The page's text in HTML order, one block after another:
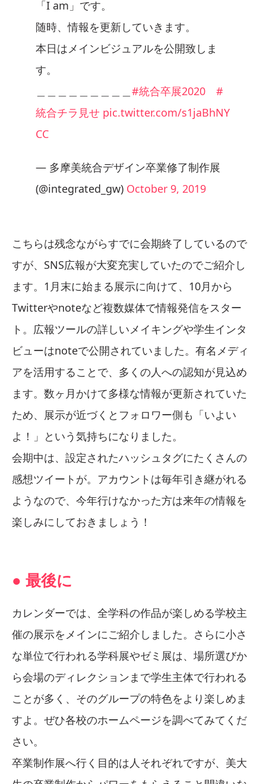
「I am」です。
随時、情報を更新していきます。
本日はメインビジュアルを公開致しま
す。
#統合卒展2020
#
統合チラ見せ pic.twitter.com/s1jaBhNY
CC
— 多摩美統合デザイン卒業修了制作展
(@integrated_gw) October 9, 2019
こちらは残念ながらすでに会期終了しているので
すが、SNS広報が大変充実していたのでご紹介し
ます。1月末に始まる展示に向けて、10月から
Twitterやnoteなど複数媒体で情報発信をスター
ト。広報ツールの詳しいメイキングや学生インタ
ビューはnoteで公開されていました。有名メディ
アを活用することで、多くの人への認知が見込め
ます。数ヶ月かけて多様な情報が更新されていた
ため、展示が近づくとフォロワー側も「いよい
よ！」という気持ちになりました。
会期中は、設定されたハッシュタグにたくさんの
感想ツイートが。アカウントは毎年引き継がれる
ようなので、今年行けなかった方は来年の情報を
楽しみにしておきましょう！
● 最後に
カレンダーでは、全学科の作品が楽しめる学校主
催の展示をメインにご紹介しました。さらに小さ
な単位で行われる学科展やゼミ展は、場所選びか
ら会場のディレクションまで学生主体で行われる
ことが多く、そのグループの特色をより楽しめま
すよ。ぜひ各校のホームページを調べてみてくだ
さい。
卒業制作展へ行く目的は人それぞれですが、美大